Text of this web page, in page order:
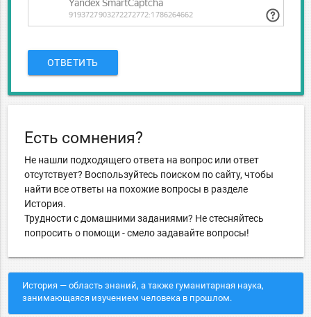
ОТВЕТИТЬ
Есть сомнения?
Не нашли подходящего ответа на вопрос или ответ
отсутствует? Воспользуйтесь поиском по сайту, чтобы
найти все ответы на похожие вопросы в разделе
История.
Трудности с домашними заданиями? Не стесняйтесь
попросить о помощи - смело задавайте вопросы!
История — область знаний, а также гуманитарная наука,
занимающаяся изучением человека в прошлом.